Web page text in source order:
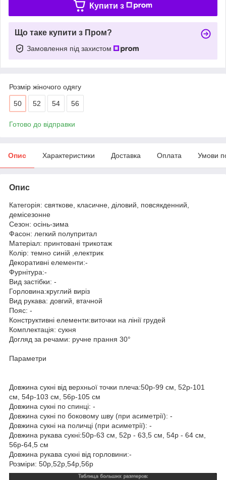
Купити з
Що таке купити з Пром?
Замовлення під захистом
Розмір жіночого одягу
50 52 54 56
Готово до відправки
Опис Характеристики Доставка Оплата Умови
Опис
Категорія: святкове, класичне, діловий, повсякденний,
демісезонне
Сезон: осінь-зима
Фасон: легкий полупритал
Матеріал: принтовані трикотаж
Колір: темно синій ,електрик
Декоративні елементи:-
Фурнітура:-
Вид застібки: -
Горловина:круглий виріз
Вид рукава: довгий, втачной
Пояс: -
Конструктивні елементи:виточки на лінії грудей
Комплектація: сукня
Догляд за речами: ручне прання 30°
Параметри
Довжина сукні від верхньої точки плеча:50р-99 см, 52р-101
см, 54р-103 см, 56р-105 см
Довжина сукні по спинці: -
Довжина сукні по боковому шву (при асиметрії): -
Довжина сукні на поличці (при асиметрії): -
Довжина рукава сукні:50р-63 см, 52р - 63,5 см, 54р - 64 см,
56р-64,5 см
Довжина рукава сукні від горловини:-
Розміри: 50р,52р,54р,56р